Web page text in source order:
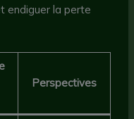
endiguer la perte
Perspectives